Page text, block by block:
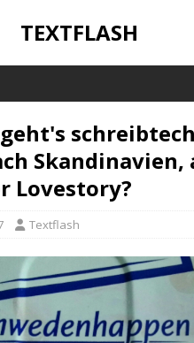
TEXTFLASH
Skandinavien,
Lovestory?
Textflash